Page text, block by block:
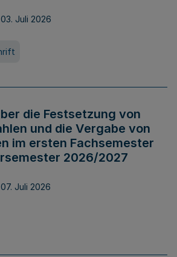
Juli 2026
die Festsetzung von
und die Vergabe von
im ersten Fachsemester
2026/2027
Juli 2026